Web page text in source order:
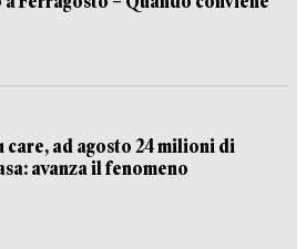
care, ad agosto 24 milioni di
avanza il fenomeno